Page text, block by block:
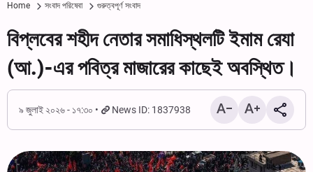
Home সংবাদ পরিষেবা গুরুত্বপূর্ণ সংবাদ
বিপ্লবের শহীদ নেতার সমাধিস্থলটি ইমাম রেযা
(আ.)-এর পবিত্র মাজারের কাছেই অবস্থিত।
৯ জুলাই ২০২৬ - ১৭:৩০ News ID: 1837938